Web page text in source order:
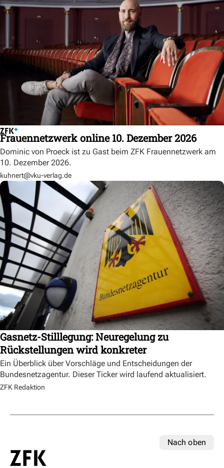
Frauennetzwerk online 10. Dezember 2026
Dominic von Proeck ist zu Gast beim ZFK Frauennetzwerk am
10. Dezember 2026.
kuhnert@vku-verlag.de
Gasnetz-Stilllegung: Neuregelung zu
Rückstellungen wird konkreter
Ein Überblick über Vorschläge und Entscheidungen der
Bundesnetzagentur. Dieser Ticker wird laufend aktualisiert.
ZFK Redaktion
Nach oben